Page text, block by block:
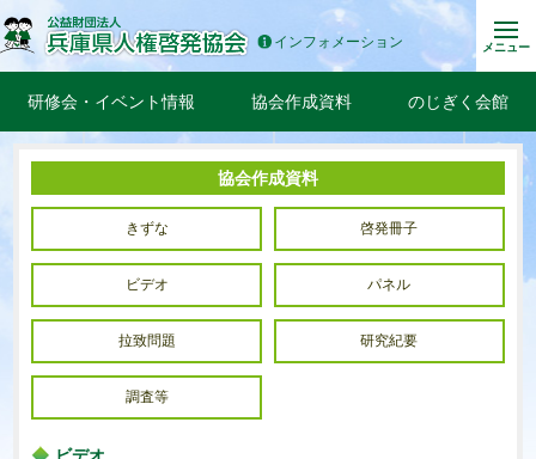
インフォメーション メニュー
研修会・イベント情報 協会作成資料 のじぎく会館
協会作成資料
きずな 啓発冊子
ビデオ パネル
拉致問題 研究紀要
調査等